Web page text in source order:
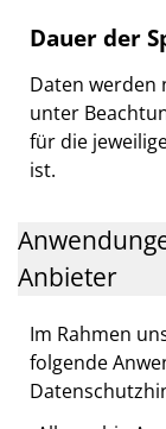
Dauer der
Daten werden
unter
für die
ist.
Anbieter
Im Rahmen
folgende